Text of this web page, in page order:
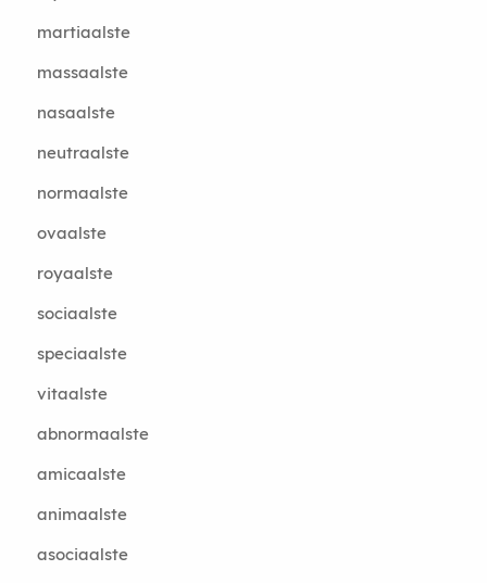
martiaalste
massaalste
nasaalste
neutraalste
normaalste
ovaalste
royaalste
sociaalste
speciaalste
vitaalste
abnormaalste
amicaalste
animaalste
asociaalste